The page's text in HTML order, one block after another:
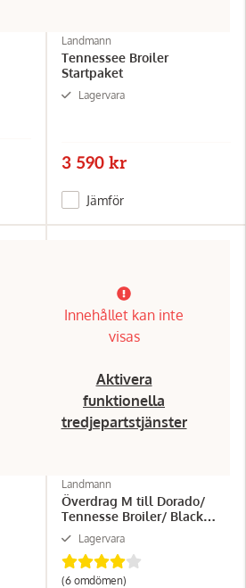
Landmann
Tennessee Broiler
Startpaket
Lagervara
3 590 kr
Jämför
Innehållet kan inte
visas
Aktivera
funktionella
tredjepartstjänster
Landmann
Överdrag M till Dorado/
Tennesse Broiler/ Black
Taurus 440
Lagervara
(6 omdömen)